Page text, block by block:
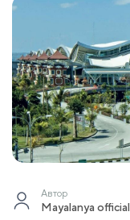
Автор
Mayalanya official